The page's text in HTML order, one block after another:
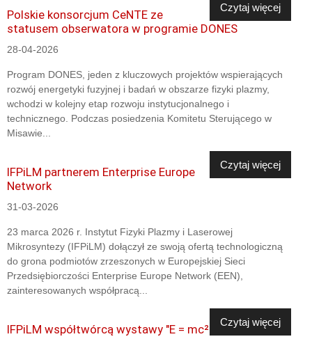
Czytaj więcej
Polskie konsorcjum CeNTE ze
statusem obserwatora w programie DONES
28-04-2026
Program DONES, jeden z kluczowych projektów wspierających
rozwój energetyki fuzyjnej i badań w obszarze fizyki plazmy,
wchodzi w kolejny etap rozwoju instytucjonalnego i
technicznego. Podczas posiedzenia Komitetu Sterującego w
Misawie...
Czytaj więcej
IFPiLM partnerem Enterprise Europe
Network
31-03-2026
23 marca 2026 r. Instytut Fizyki Plazmy i Laserowej
Mikrosyntezy (IFPiLM) dołączył ze swoją ofertą technologiczną
do grona podmiotów zrzeszonych w Europejskiej Sieci
Przedsiębiorczości Enterprise Europe Network (EEN),
zainteresowanych współpracą...
Czytaj więcej
IFPiLM współtwórcą wystawy "E = mc²